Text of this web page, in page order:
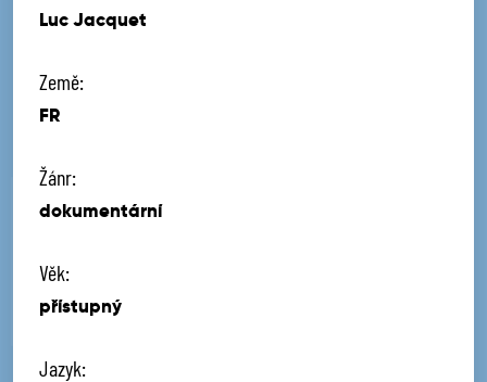
Luc Jacquet
Země:
FR
Žánr:
dokumentární
Věk:
přístupný
Jazyk: